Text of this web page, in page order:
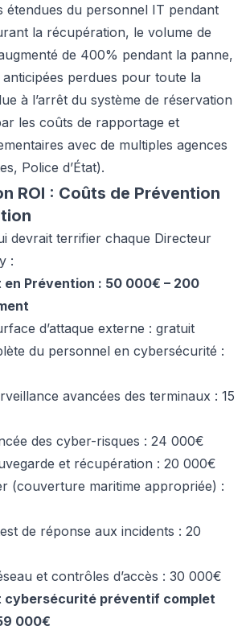
étendues du personnel IT pendant
la récupération, le volume de
de 400% pendant la panne,
perdues pour toute la
à l’arrêt du système de réservation
les coûts de rapportage et
avec de multiples agences
Police d’État).
ROI : Coûts de Prévention
devrait terrifier chaque Directeur
:
Prévention : 50 000€ – 200
d’attaque externe : gratuit
du personnel en cybersécurité :
avancées des terminaux : 15
des cyber-risques : 24 000€
et récupération : 20 000€
(couverture maritime appropriée) :
de réponse aux incidents : 20
et contrôles d’accès : 30 000€
cybersécurité préventif complet
000€